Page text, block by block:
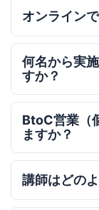
オンライン
何名から実
すか？
BtoC営業（
ますか？
講師はどの